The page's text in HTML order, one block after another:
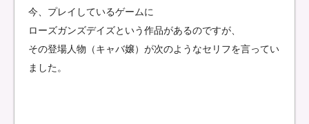
今、プレイしているゲームに
ローズガンズデイズという作品があるのですが、
その登場人物（キャバ嬢）が次のようなセリフを言ってい
ました。